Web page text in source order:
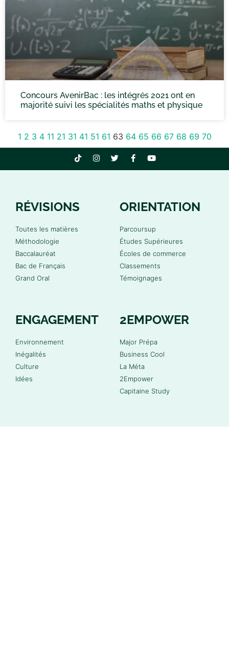
Concours AvenirBac : les intégrés 2021 ont en
majorité suivi les spécialités maths et physique
1 2 3 4 11 21 31 41 51 61 63 64 65 66 67 68 69 70
RÉVISIONS
Toutes les matières
Méthodologie
Baccalauréat
Bac de Français
Grand Oral
ORIENTATION
Parcoursup
Études Supérieures
Écoles de commerce
Classements
Témoignages
ENGAGEMENT
Environnement
Inégalités
Culture
Idées
2EMPOWER
Major Prépa
Business Cool
La Méta
2Empower
Capitaine Study